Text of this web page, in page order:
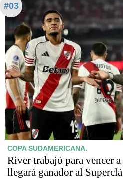
#03
COPA SUDAMERICANA.
River trabajó para vencer
llegará ganador al